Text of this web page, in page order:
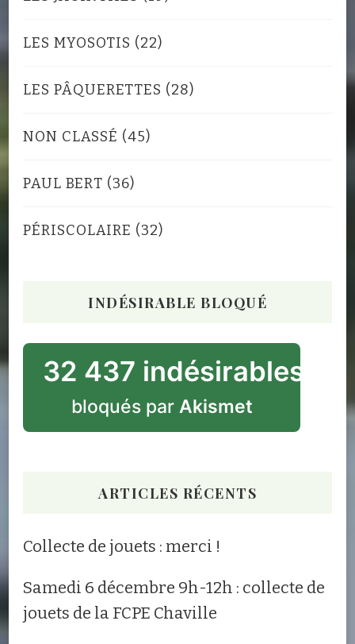
LES MYOSOTIS (22)
LES PÂQUERETTES (28)
NON CLASSÉ (45)
PAUL BERT (36)
PÉRISCOLAIRE (32)
INDÉSIRABLE BLOQUÉ
32 437 indésirables
bloqués par Akismet
ARTICLES RÉCENTS
Collecte de jouets : merci !
Samedi 6 décembre 9h-12h : collecte de
jouets de la FCPE Chaville